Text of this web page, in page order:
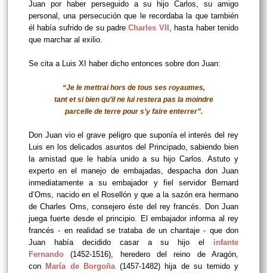
Juan por haber perseguido a su hijo Carlos, su amigo
personal, una persecución que le recordaba la que también
él había sufrido de su padreCharles VII , hasta haber tenido
que marchar al exilio.
Se cita a Luis XI haber dicho entonces sobre don Juan:
“Je le mettrai hors de tous ses royaumes,
tant et si bien qu’il ne lui restera pas la moindre
parcelle de terre pour s’y faire enterrer”.
Don Juan vio el grave peligro que suponía el interés del rey
Luis en los delicados asuntos del Principado, sabiendo bien
la amistad que le había unido a su hijo Carlos. Astuto y
experto en el manejo de embajadas, despacha don Juan
inmediatamente a su embajador y fiel servidor Bernard
d’Oms, nacido en el Rosellón y que a la sazón era hermano
de Charles Oms, consejero éste del rey francés. Don Juan
juega fuerte desde el principio. El embajador informa al rey
francés - en realidad se trataba de un chantaje - que don
Juan había decidido casar a su hijo el infante
Fernando
(1452-1516), heredero del reino de Aragón,
con María de Borgoña (1457-1482) hija de su temido y